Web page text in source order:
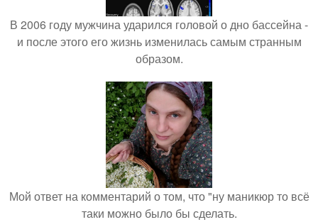
В 2006 году мужчина ударился головой о дно бассейна -
и после этого его жизнь изменилась самым странным
образом.
Мой ответ на комментарий о том, что "ну маникюр то всё
таки можно было бы сделать.